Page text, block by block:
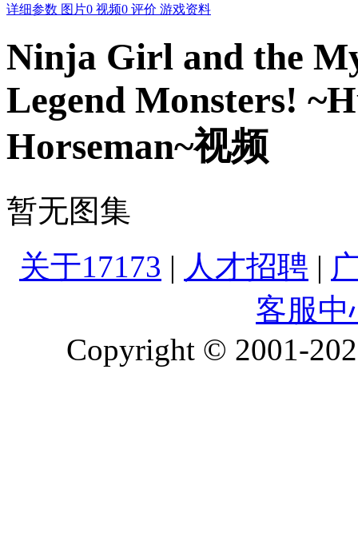
详细参数 图片0 视频0 评价 游戏资料
Ninja Girl and the
Legend Monsters!
Horseman~视频
暂无图集
关于17173 | 人才招聘 |
客服中
Copyright © 2001-